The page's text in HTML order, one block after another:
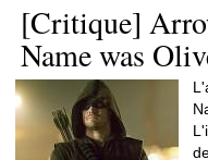
[Critique]
Name was